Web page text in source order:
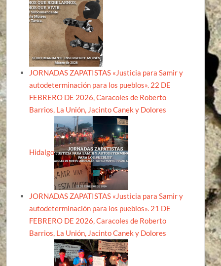
JORNADAS ZAPATISTAS «Justicia para Samir y
autodeterminación para los pueblos». 22 DE
FEBRERO DE 2026, Caracoles de Roberto
Barrios, La Unión, Jacinto Canek y Dolores
Hidalgo
JORNADAS ZAPATISTAS «Justicia para Samir y
autodeterminación para los pueblos». 21 DE
FEBRERO DE 2026, Caracoles de Roberto
Barrios, La Unión, Jacinto Canek y Dolores